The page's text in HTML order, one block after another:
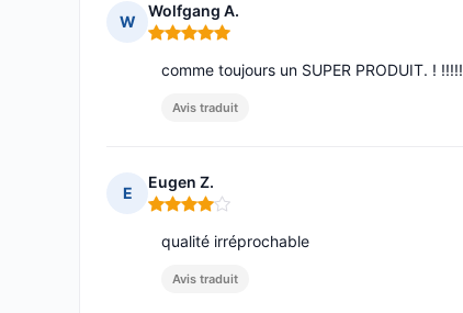
W
Wolfgang A.
Note : 5 sur 5
comme toujours un SUPER PRODUIT. ! !!!!!
Avis traduit
E
Eugen Z.
Note : 4 sur 5
qualité irréprochable
Avis traduit